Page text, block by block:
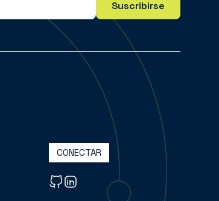
Suscribirse
CONECTAR